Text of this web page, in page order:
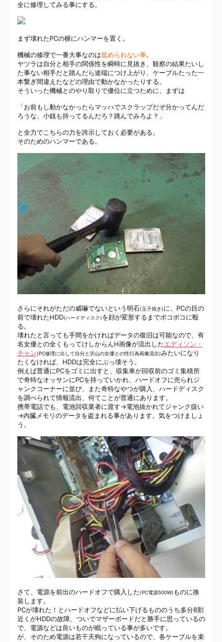
全に修理してみる事にする。
まず壊れたPCの横にハンマーを置く。
機械の修理で一番大事なのは舐められない事。
ヤツラは自分と相手の関係性を瞬時に見抜き、観察の結果たいし
た事ない相手だと踏んだら途端につけ上がり、ケーブルたった一
本繋ぎ間違えたなどの理由で動かなかったりする。
そういった機械とのやり取りで優位に立つために、まずは
「お前もし動かなかったらマッハでスクラップだぞ分かってんだ
ろうな、小銭も持ってるんだろ？跳んでみろよ？」
と全力でこちらの力を誇示しておく必要がある。
そのためのハンマーである。
さらにそれがただの威嚇でないという明石(玉子焼き)に、PCの目の
前で壊れたHDD(ハードディスク)を顔が変形するまでボコボコに殴
る。
壊れたと言っても手間をかければデータの復旧は可能なので、有
名女優との全くもってけしからんH画像が流出したエディソン・
チャン(PC修理に出して自分と沢山の女優との性行為画像流出)みたいになり
たくなければ、HDDは完全にぶっ壊そう。
例えば普通にPCをゴミに出すと、収集車が回収前のゴミ集積所
で奇特なオッサンにPCを持っていかれ、ハードオフに売られジ
ャンクコーナーに並び、また奇特なやつが購入、ハードディスク
を調べられて情報流出、何てことが普通にあります。
携帯電話でも、電池回収業者に渡す→電池抜かれてジャンク扱い
→内臓メモリのデータを盗まれる事があります。気をつけましょ
う。
さて、電源を前出のハードオフで購入した(PC電源500W) ものに換
装します。
PCが壊れた！とハードオフなどに払い下げるもののうち多分8割
近くがHDDの故障、ついでマザーボードだと勝手に思っているの
で、電源などは良いものが眠っている事が多いです。
が、そのため電源は若干天狗になっているので、各ケーブルを束